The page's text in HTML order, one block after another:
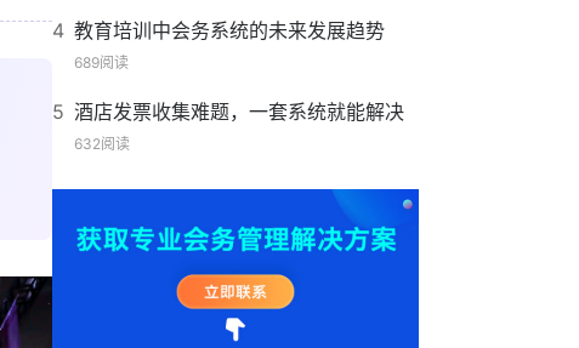
4 教育培训中会务系统的未来发展趋势
689阅读
5 酒店发票收集难题，一套系统就能解决
632阅读